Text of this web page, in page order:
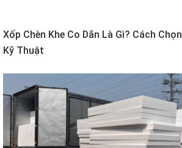
Xốp Chèn Khe Co Dãn Là Gì? Cách
Kỹ Thuật